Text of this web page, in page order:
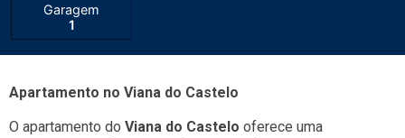
Garagem
1
Apartamento no Viana do Castelo
O apartamento do Viana do Castelo oferece uma